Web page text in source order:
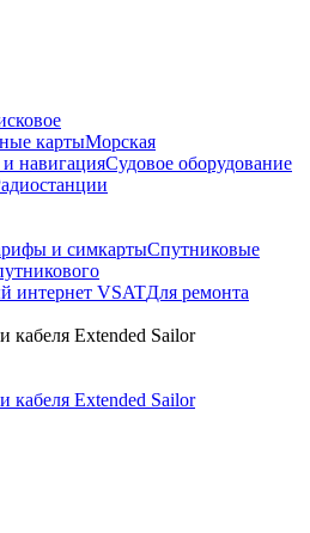
картыМорская
навигацияСудовое оборудование
и симкартыСпутниковые
интернет VSATДля ремонта
кабеля Extended Sailor